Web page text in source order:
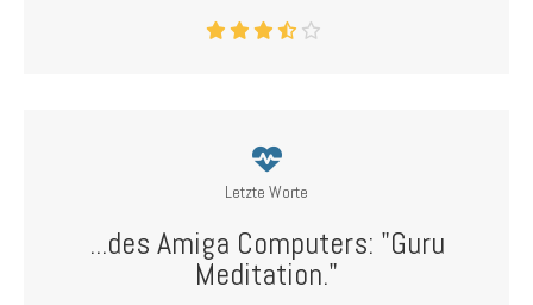
Letzte Worte
...des Amiga Computers: "Guru
Meditation."